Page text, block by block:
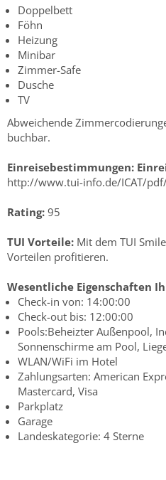
Doppelbett
Föhn
Heizung
Minibar
Zimmer-Safe
Dusche
TV
Abweichende
buchbar.
Einreisebestimmungen:
http://www.tui-info.de/ICAT/
Rating: 95
TUI Vorteile: Mit dem TUI
Vorteilen profitieren.
Wesentliche Eigenschaften
Check-in von: 14:00:00
Check-out bis: 12:00:00
Pools:Beheizter Außenpool,
Sonnenschirme am Pool,
WLAN/WiFi im Hotel
Zahlungsarten: American
Mastercard, Visa
Parkplatz
Garage
Landeskategorie: 4 Sterne